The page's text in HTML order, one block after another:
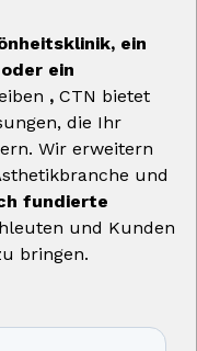
ein
ein
,CTN bietet
die Ihr
Wir erweitern
und
fundierte
und Kunden
bringen.